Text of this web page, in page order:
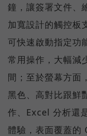
鐘，讓簽署文件、
加寬設計的觸控板
可快速啟動指定功
常用操作，大幅減
間；至於螢幕方面
黑色、高對比跟鮮
作、Excel 分析還
體驗，表面覆蓋